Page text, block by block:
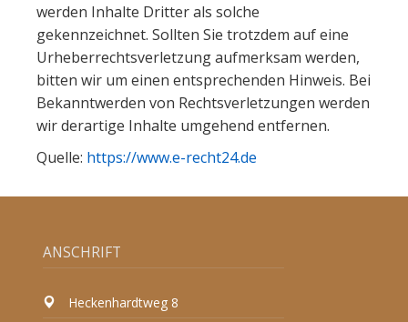
werden Inhalte Dritter als solche
gekennzeichnet. Sollten Sie trotzdem auf eine
Urheberrechtsverletzung aufmerksam werden,
bitten wir um einen entsprechenden Hinweis. Bei
Bekanntwerden von Rechtsverletzungen werden
wir derartige Inhalte umgehend entfernen.
Quelle: https://www.e-recht24.de
ANSCHRIFT
Heckenhardtweg 8